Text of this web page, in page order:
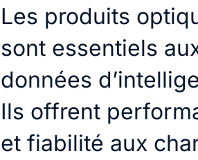
Les produits
sont essentiels
données
Ils offrent
et fiabilité aux